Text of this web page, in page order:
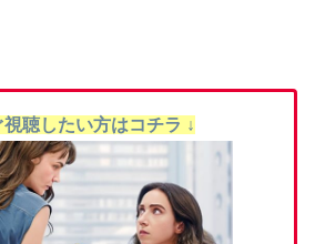
視聴したい方はコチラ ↓